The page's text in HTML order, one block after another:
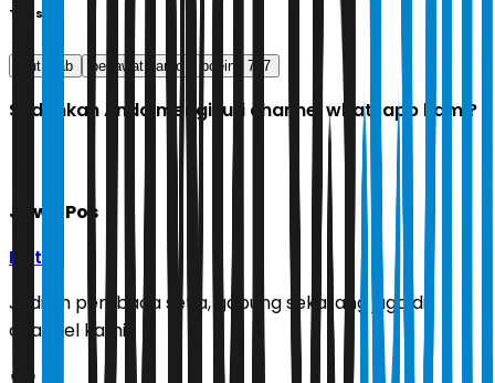
Tags
laut arab pesawat kargo boeing 737
Sudahkah Anda mengikuti channel whatsapp kami?
Jawa Pos
Ikuti
Jadilah pembaca setia, gabung sekarang juga di
channel kami!